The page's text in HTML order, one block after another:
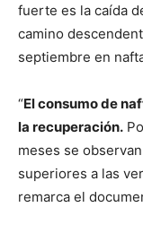
fuerte es la caída
camino
septiembre en
“El consumo de
la recuperación.
meses se
superiores a las
remarca el